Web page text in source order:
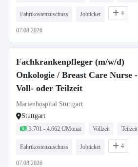
Fahrtkostenzuschuss Jobticket 4
07.08.2026
Fachkrankenpfleger (m/w/d)
Onkologie / Breast Care Nurse -
Voll- oder Teilzeit
Marienhospital Stuttgart
Stuttgart
3.701 - 4.662 €/Monat Vollzeit Teilzeit
Fahrtkostenzuschuss Jobticket 4
07.08.2026